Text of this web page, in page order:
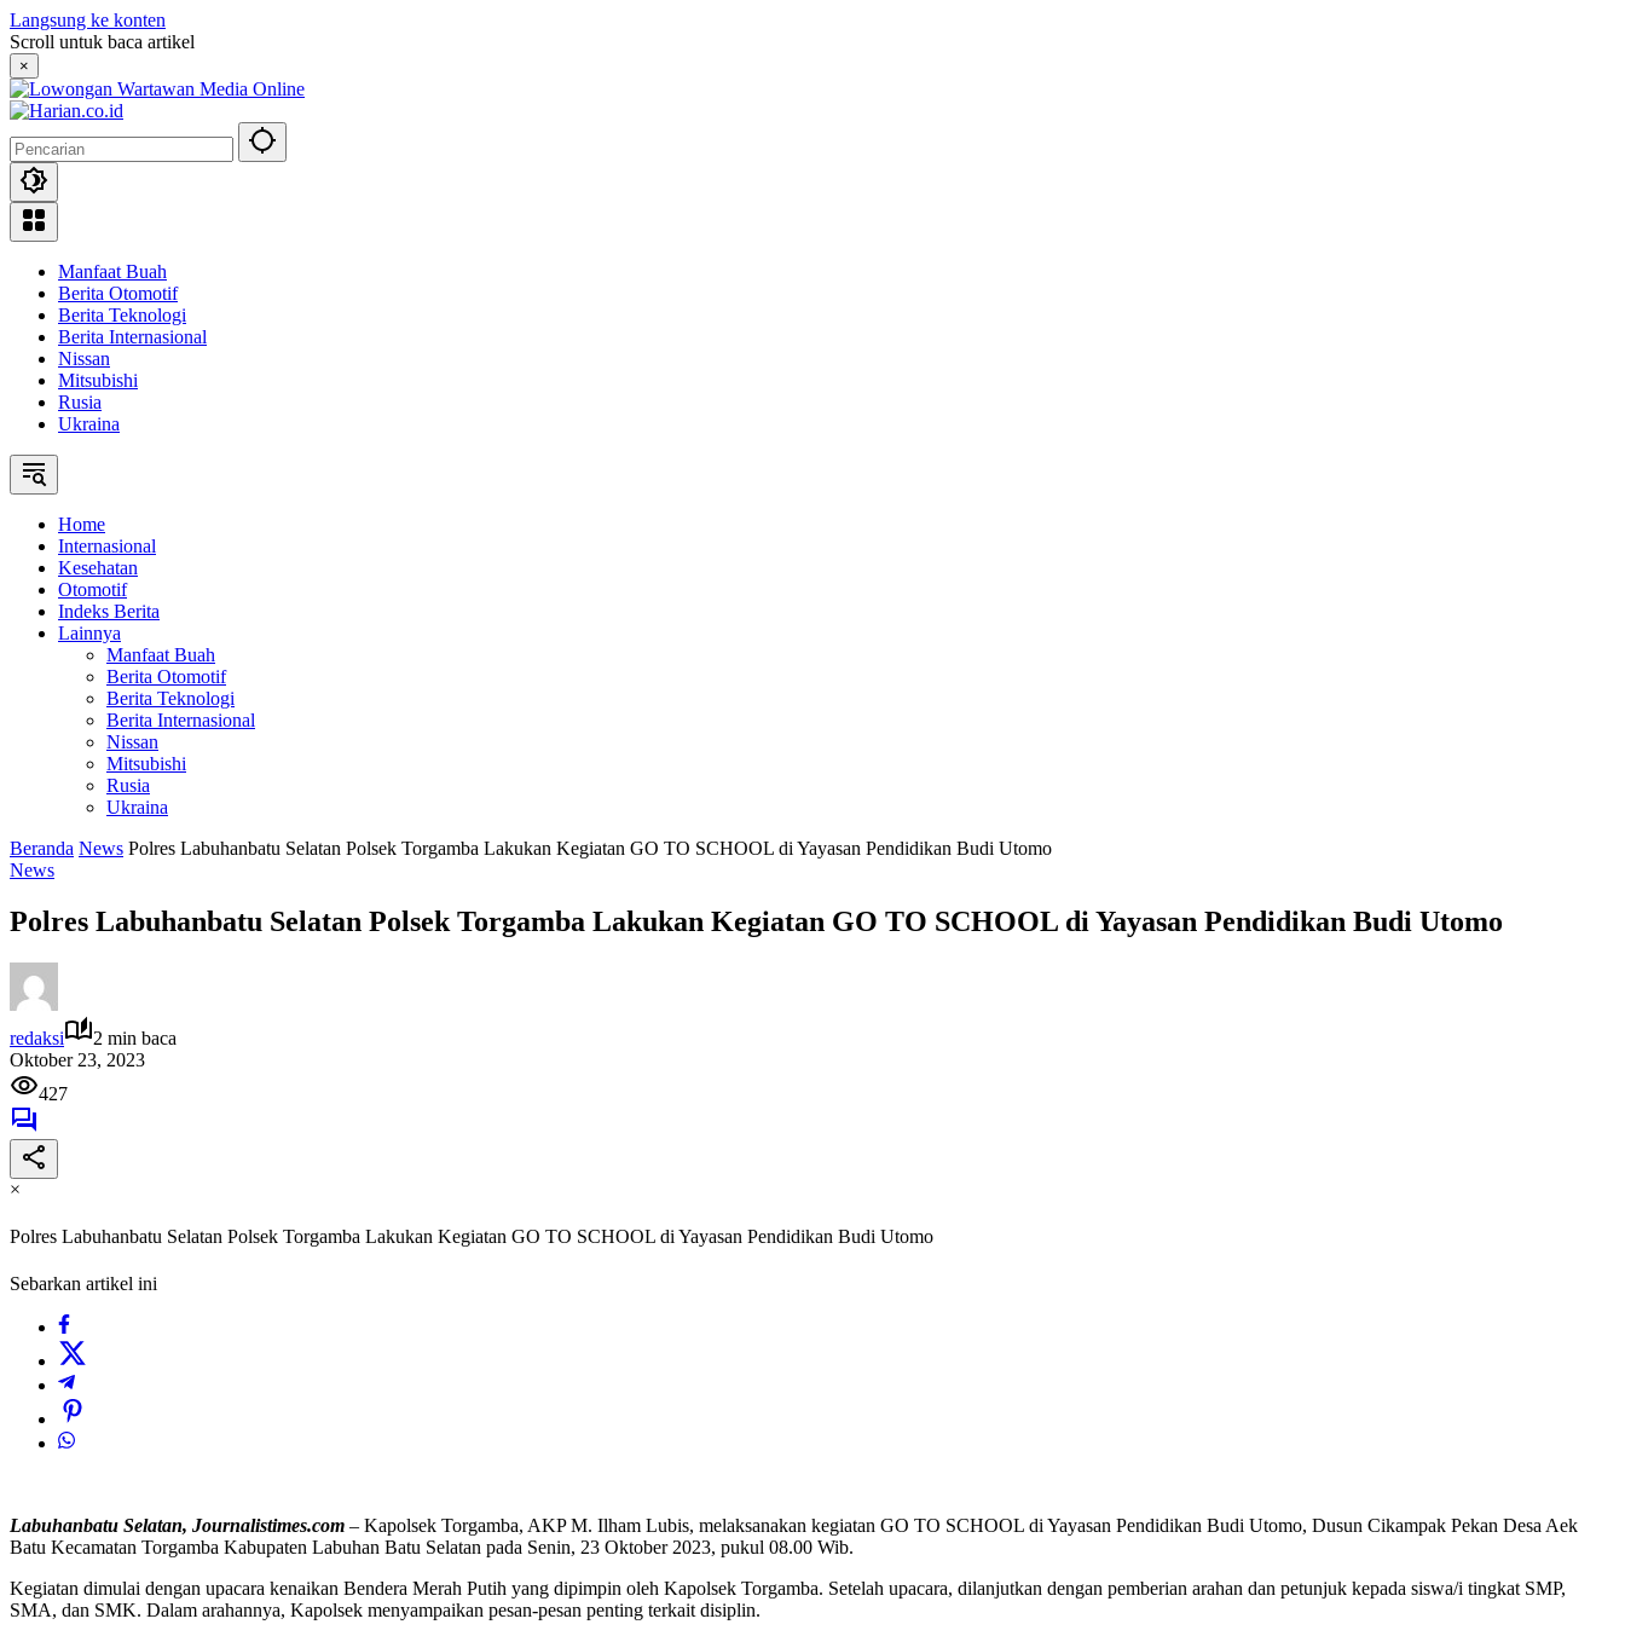
Langsung ke konten
Scroll untuk baca artikel
×
Manfaat Buah
Berita Otomotif
Berita Teknologi
Berita Internasional
Nissan
Mitsubishi
Rusia
Ukraina
Home
Internasional
Kesehatan
Otomotif
Indeks Berita
Lainnya
Manfaat Buah
Berita Otomotif
Berita Teknologi
Berita Internasional
Nissan
Mitsubishi
Rusia
Ukraina
Beranda News Polres Labuhanbatu Selatan Polsek Torgamba Lakukan Kegiatan GO TO SCHOOL di Yayasan Pendidikan Budi Utomo
News
Polres Labuhanbatu Selatan Polsek Torgamba Lakukan Kegiatan GO TO SCHOOL di Yayasan Pendidikan Budi Utomo
redaksi
2 min baca
Oktober 23, 2023
427
×
Polres Labuhanbatu Selatan Polsek Torgamba Lakukan Kegiatan GO TO SCHOOL di Yayasan Pendidikan Budi Utomo
Sebarkan artikel ini
Labuhanbatu Selatan, Journalistimes.com – Kapolsek Torgamba, AKP M. Ilham Lubis, melaksanakan kegiatan GO TO SCHOOL di Yayasan Pendidikan Budi Utomo, Dusun Cikampak Pekan Desa Aek
Batu Kecamatan Torgamba Kabupaten Labuhan Batu Selatan pada Senin, 23 Oktober 2023, pukul 08.00 Wib.
Kegiatan dimulai dengan upacara kenaikan Bendera Merah Putih yang dipimpin oleh Kapolsek Torgamba. Setelah upacara, dilanjutkan dengan pemberian arahan dan petunjuk kepada siswa/i tingkat SMP,
SMA, dan SMK. Dalam arahannya, Kapolsek menyampaikan pesan-pesan penting terkait disiplin.